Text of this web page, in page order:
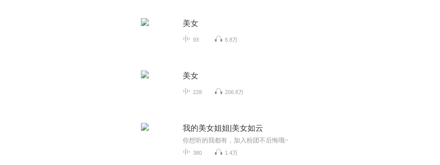
美女
93 6.8万
美女
228 206.8万
我的美女姐姐|美女如云
你想听的我都有，加入粉团不后悔哦~
380 1.4万